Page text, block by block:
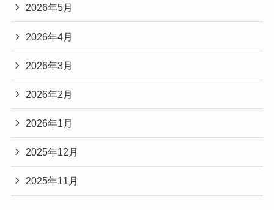
2026年5月
2026年4月
2026年3月
2026年2月
2026年1月
2025年12月
2025年11月